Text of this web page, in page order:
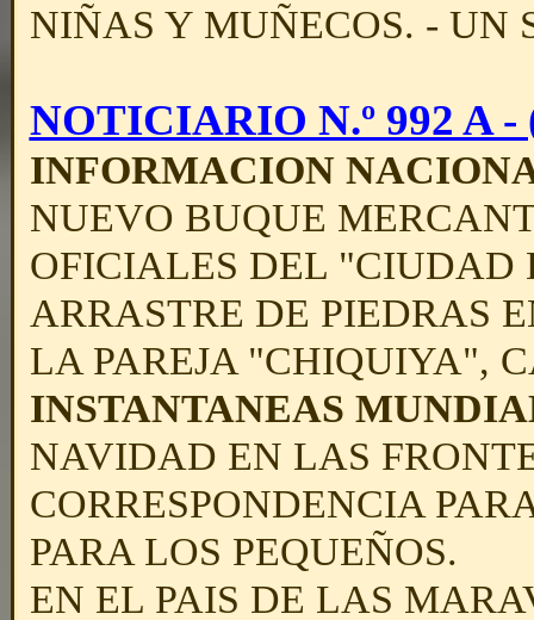
NIÑAS Y MUÑECOS. - UN
NOTICIARIO N.º 992 A -
INFORMACION
NUEVO BUQUE
OFICIALES DEL "CIUDAD
ARRASTRE DE PIEDRAS
LA PAREJA "CHIQUIYA",
INSTANTANEAS
NAVIDAD EN LAS
CORRESPONDENCIA
PARA LOS PEQUEÑOS.
EN EL PAIS DE LAS